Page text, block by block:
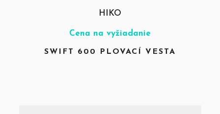
HIKO
Cena na vyžiadanie
SWIFT 600 PLOVACÍ VESTA